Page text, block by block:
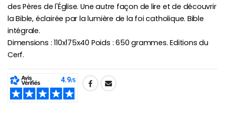
des Pères de l'Église. Une autre façon de lire et de découvrir
la Bible, éclairée par la lumière de la foi catholique. Bible
intégrale.
Dimensions : 110x175x40 Poids : 650 grammes. Editions du
Cerf.
SHARE: